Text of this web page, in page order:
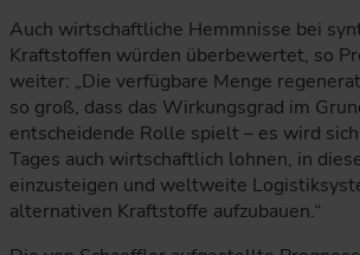
Auch wirtschaftliche Hemmnisse bei
Kraftstoffen würden überbewertet, so
weiter: „Die verfügbare Menge
so groß, dass das Wirkungsgrad im
entscheidende Rolle spielt – es wird
Tages auch wirtschaftlich lohnen, in
einzusteigen und weltweite
alternativen Kraftstoffe aufzubauen.“